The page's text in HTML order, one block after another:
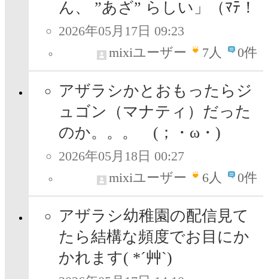
ん、 ”あざ” らしい」（ﾏﾃ！
2026年05月17日 09:23
mixiユーザー
7人 0件
アザラシかとおもったらジ
ュゴン（マナティ）だった
のか。。。 (；・ω・)
2026年05月18日 00:27
mixiユーザー
6人 0件
アザラシ幼稚園の配信見て
たら結構な頻度でお目にか
かれます( *´艸`)